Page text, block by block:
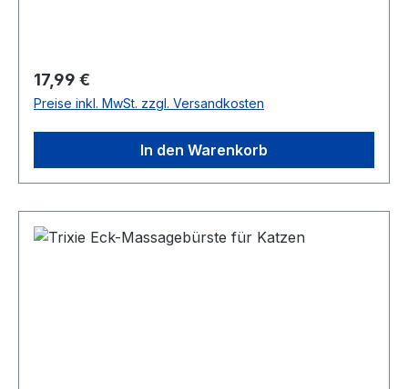
der Hand. Größe: ca. 7 x 15 cm
Regulärer Preis:
17,99 €
Preise inkl. MwSt. zzgl. Versandkosten
In den Warenkorb